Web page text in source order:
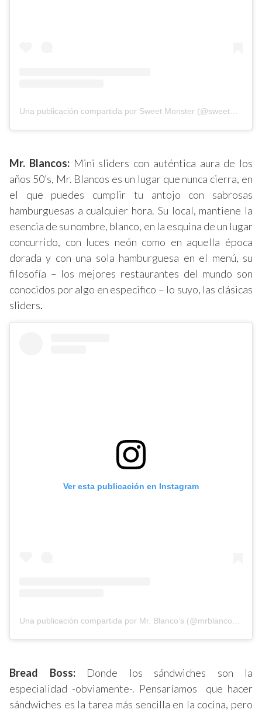
Mr. Blancos:Mini sliders con auténtica aura de los
años 50’s, Mr. Blancos es un lugar que nunca cierra, en
el que puedes cumplir tu antojo con sabrosas
hamburguesas a cualquier hora. Su local, mantiene la
esencia de su nombre, blanco, en la esquina de un lugar
concurrido, con luces neón como en aquella época
dorada y con una sola hamburguesa en el menú, su
filosofía – los mejores restaurantes del mundo son
conocidos por algo en especifico – lo suyo, las clásicas
sliders.
Ver esta publicación en Instagram
Una publicación compartida por Mr. Blanco’s (@mrblancos.mx)
Bread Boss:Donde los sándwiches son la
especialidad -obviamente-. Pensaríamos que hacer
sándwiches es la tarea más sencilla en la cocina, pero